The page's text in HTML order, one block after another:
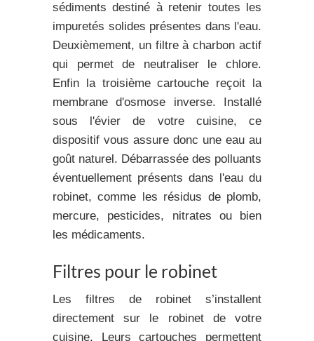
sédiments destiné à retenir toutes les
impuretés solides présentes dans l'eau.
Deuxièmement, un filtre à charbon actif
qui permet de neutraliser le chlore.
Enfin la troisième cartouche reçoit la
membrane d'osmose inverse. Installé
sous l'évier de votre cuisine, ce
dispositif vous assure donc une eau au
goût naturel. Débarrassée des polluants
éventuellement présents dans l'eau du
robinet, comme les résidus de plomb,
mercure, pesticides, nitrates ou bien
les médicaments.
Filtres pour le robinet
Les filtres de robinet s’installent
directement sur le robinet de votre
cuisine. Leurs cartouches permettent